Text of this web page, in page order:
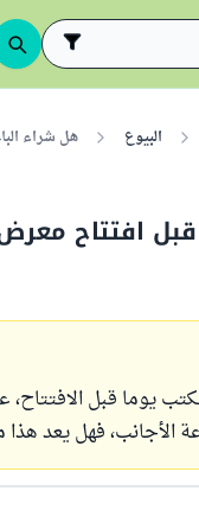
البيوع هل شراء
افتتاح
يوما قبل الافتتاح،
فهل يعد هذا